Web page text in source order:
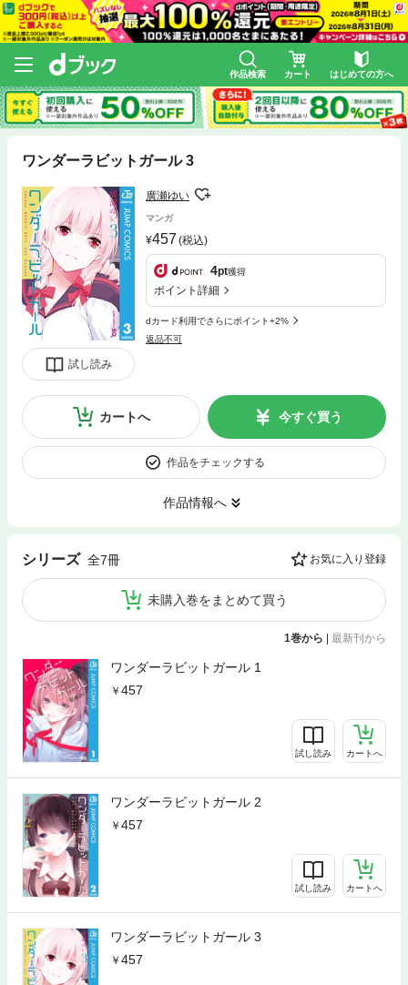
作品検索 カート はじめての方へ
ワンダーラビットガール 3
試し読み
廣瀬ゆい
マンガ
457 (税込)
4pt獲得
ポイント詳細
dカード利用でさらにポイント+2%
返品不可
カートへ 今すぐ買う
作品をチェックする
作品情報へ
シリーズ 全7冊 お気に入り登録
未購入巻をまとめて買う
1巻から 最新刊から
ワンダーラビットガール 1
457
試し読み カートへ
ワンダーラビットガール 2
457
試し読み カートへ
ワンダーラビットガール 3
457